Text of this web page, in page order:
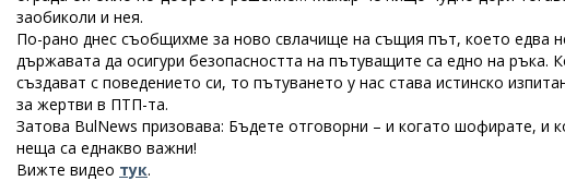
заобиколи и нея.
По-рано днес съобщихме за ново свлачище на същия път, което едва
държавата да осигури безопасността на пътуващите са едно на
създават с поведението си, то пътуването у нас става истинско
за жертви в ПТП-та.
Затова BulNews призовава: Бъдете отговорни – и когато шофирате, и
неща са еднакво важни!
Вижте видео тук.